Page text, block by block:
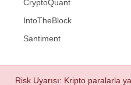
CryptoQuant
IntoTheBlock
Santiment
Risk Uyarısı: Kripto paralarla